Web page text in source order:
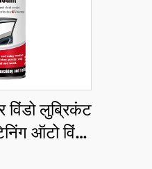
विंडो लुब्रिकंट
ऑटो विंडो